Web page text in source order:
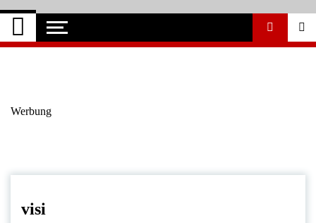
Nordfriesland O.
Nachrichten
Nachrichten für Nordfriesland und Husum
Werbung
visi